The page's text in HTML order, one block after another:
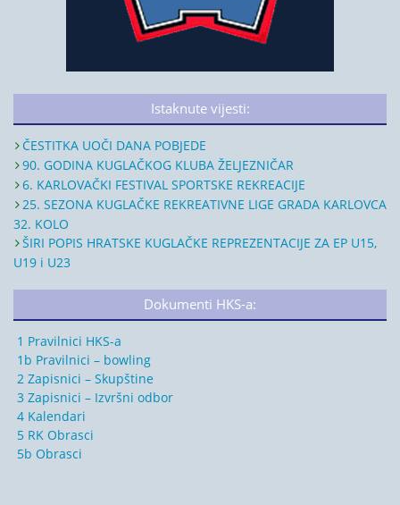
Istaknute vijesti:
ČESTITKA UOČI DANA POBJEDE
90. GODINA KUGLAČKOG KLUBA ŽELJEZNIČAR
6. KARLOVAČKI FESTIVAL SPORTSKE REKREACIJE
25. SEZONA KUGLAČKE REKREATIVNE LIGE GRADA KARLOVCA
32. KOLO
ŠIRI POPIS HRATSKE KUGLAČKE REPREZENTACIJE ZA EP U15,
U19 i U23
Dokumenti HKS-a:
1 Pravilnici HKS-a
1b Pravilnici – bowling
2 Zapisnici – Skupštine
3 Zapisnici – Izvršni odbor
4 Kalendari
5 RK Obrasci
5b Obrasci